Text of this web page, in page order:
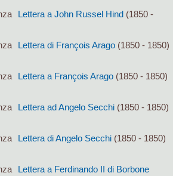
Lettera a John Russel Hind (1850 -
Lettera di François Arago (1850 - 1850)
Lettera a François Arago (1850 - 1850)
Lettera ad Angelo Secchi (1850 - 1850)
Lettera di Angelo Secchi (1850 - 1850)
Lettera a Ferdinando II di Borbone